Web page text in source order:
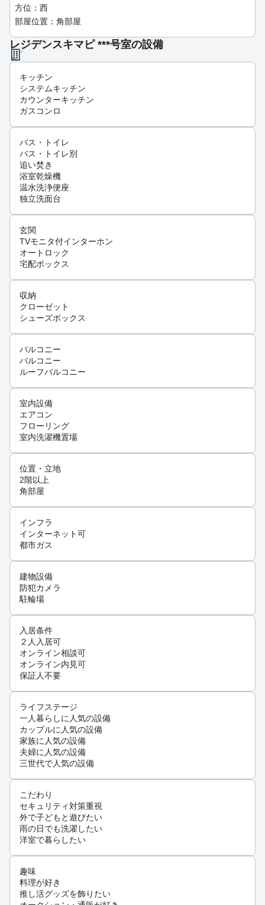
方位：西
部屋位置：角部屋
レジデンスキマピ ***号室の設備
キッチン
システムキッチン
カウンターキッチン
ガスコンロ
バス・トイレ
バス・トイレ別
追い焚き
浴室乾燥機
温水洗浄便座
独立洗面台
玄関
TVモニタ付インターホン
オートロック
宅配ボックス
収納
クローゼット
シューズボックス
バルコニー
バルコニー
ルーフバルコニー
室内設備
エアコン
フローリング
室内洗濯機置場
位置・立地
2階以上
角部屋
インフラ
インターネット可
都市ガス
建物設備
防犯カメラ
駐輪場
入居条件
２人入居可
オンライン相談可
オンライン内見可
保証人不要
ライフステージ
一人暮らしに人気の設備
カップルに人気の設備
家族に人気の設備
夫婦に人気の設備
三世代で人気の設備
こだわり
セキュリティ対策重視
外で子どもと遊びたい
雨の日でも洗濯したい
洋室で暮らしたい
趣味
料理が好き
推し活グッズを飾りたい